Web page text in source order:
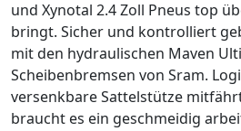
und Xynotal 2.4 Zoll Pneus top
bringt. Sicher und kontrolliert
mit den hydraulischen Maven
Scheibenbremsen von Sram.
versenkbare Sattelstütze
braucht es ein geschmeidig